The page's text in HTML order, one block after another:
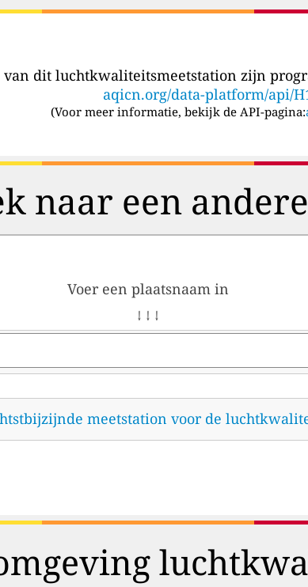
van dit luchtkwaliteitsmeetstation zijn
aqicn.org/data-platform/api/
(Voor meer informatie, bekijk de API-pagina:
naar een
Voer een plaatsnaam in
↓ ↓ ↓
meetstation voor de